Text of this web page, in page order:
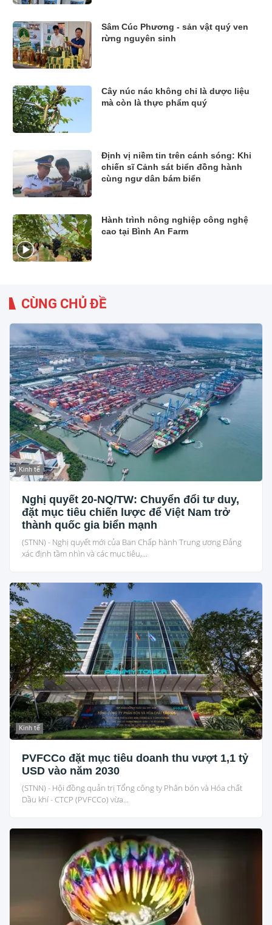
Sâm Cúc Phương - sản vật quý ven
rừng nguyên sinh
Cây núc nác không chỉ là dược liệu
mà còn là thực phẩm quý
Định vị niềm tin trên cánh sóng: Khi
chiến sĩ Cảnh sát biển đồng hành
cùng ngư dân bám biển
Hành trình nông nghiệp công nghệ
cao tại Bình An Farm
CÙNG CHỦ ĐỀ
Kinh tế
Nghị quyết 20-NQ/TW: Chuyển đổi tư duy,
đặt mục tiêu chiến lược để Việt Nam trở
thành quốc gia biển mạnh
(STNN) - Nghị quyết mới của Ban Chấp hành Trung ương Đảng
xác định tầm nhìn và các mục tiêu,...
Kinh tế
PVFCCo đặt mục tiêu doanh thu vượt 1,1 tỷ
USD vào năm 2030
(STNN) - Hội đồng quản trị Tổng công ty Phân bón và Hóa chất
Dầu khí - CTCP (PVFCCo) vừa...